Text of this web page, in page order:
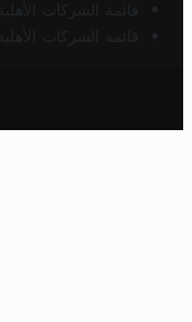
قائمة الشركات
قائمة الشركات